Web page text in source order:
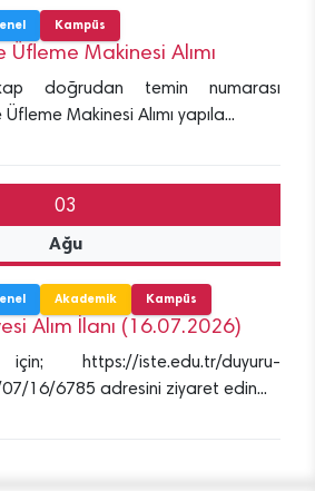
Kampüs
Makinesi Alımı
doğrudan temin numarası
Makinesi Alımı yapıla...
03
Ağu
Akademik Kampüs
Alım İlanı (16.07.2026)
https://iste.edu.tr/duyuru-
16/6785 adresini ziyaret edin...